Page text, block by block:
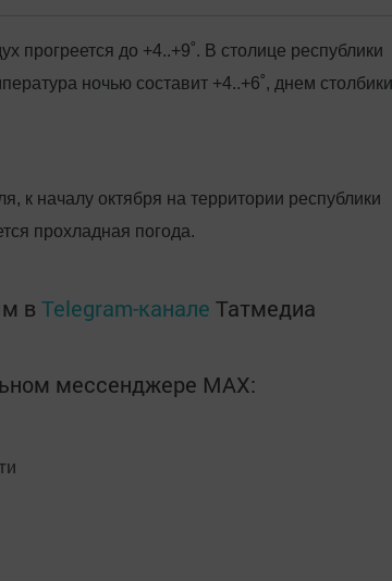
прогреется до +4..+9˚. В столице республики
ночью составит +4..+6˚, днем столбики
к началу октября на территории республики
прохладная погода.
в Telegram-канале Татмедиа
мессенджере MАХ: